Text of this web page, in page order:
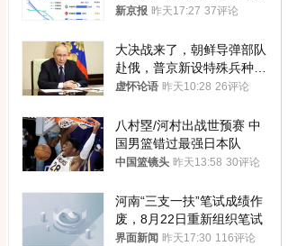
入却越来越少
新京报 昨天17:27 37评论
大决战来了，朝鲜导弹部队
赴俄，普京新设特殊兵种，
76岁老将扛旗
虚怀论语 昨天10:28 26评论
八村塁/河村出战世预赛 中
国男篮错过最强日本队
中国篮镜头 昨天13:58 30评论
河南“三支一扶”笔试成绩作
废，8月22日重新组织笔试
界面新闻 昨天17:30 116评论